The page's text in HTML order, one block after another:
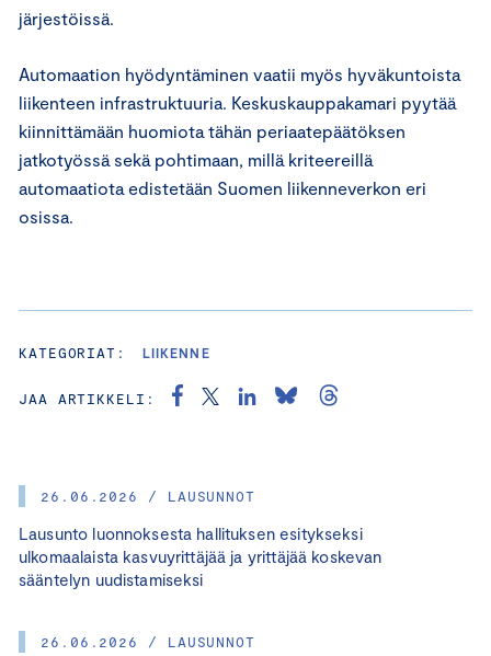
26.06.2026 / LAUSUNNOT
Lausunto luonnoksesta hallituksen esitykseksi
ulkomaalaista kasvuyrittäjää ja yrittäjää koskevan
sääntelyn uudistamiseksi
26.06.2026 / LAUSUNNOT
järjestöissä.
Automaation hyödyntäminen vaatii myös hyväkuntoista
liikenteen infrastruktuuria. Keskuskauppakamari pyytää
kiinnittämään huomiota tähän periaatepäätöksen
jatkotyössä sekä pohtimaan, millä kriteereillä
automaatiota edistetään Suomen liikenneverkon eri
osissa.
KATEGORIAT: LIIKENNE
JAA ARTIKKELI: